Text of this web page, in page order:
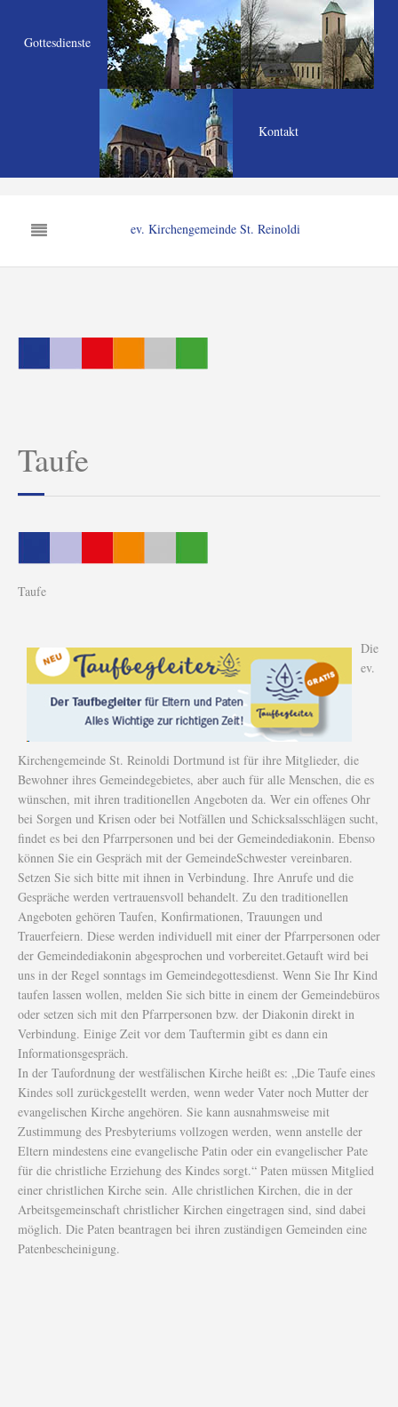
Gottesdienste
Kontakt
ev. Kirchengemeinde St. Reinoldi
Taufe
Taufe
Die
ev.
Kirchengemeinde St. Reinoldi Dortmund ist für ihre Mitglieder, die
Bewohner ihres Gemeindegebietes, aber auch für alle Menschen, die es
wünschen, mit ihren traditionellen Angeboten da. Wer ein offenes Ohr
bei Sorgen und Krisen oder bei Notfällen und Schicksalsschlägen sucht,
findet es bei den Pfarrpersonen und bei der Gemeindediakonin. Ebenso
können Sie ein Gespräch mit der GemeindeSchwester vereinbaren.
Setzen Sie sich bitte mit ihnen in Verbindung. Ihre Anrufe und die
Gespräche werden vertrauensvoll behandelt. Zu den traditionellen
Angeboten gehören Taufen, Konfirmationen, Trauungen und
Trauerfeiern. Diese werden individuell mit einer der Pfarrpersonen oder
der Gemeindediakonin abgesprochen und vorbereitet.Getauft wird bei
uns in der Regel sonntags im Gemeindegottesdienst. Wenn Sie Ihr Kind
taufen lassen wollen, melden Sie sich bitte in einem der Gemeindebüros
oder setzen sich mit den Pfarrpersonen bzw. der Diakonin direkt in
Verbindung. Einige Zeit vor dem Tauftermin gibt es dann ein
Informationsgespräch.
In der Taufordnung der westfälischen Kirche heißt es: „Die Taufe eines
Kindes soll zurückgestellt werden, wenn weder Vater noch Mutter der
evangelischen Kirche angehören. Sie kann ausnahmsweise mit
Zustimmung des Presbyteriums vollzogen werden, wenn anstelle der
Eltern mindestens eine evangelische Patin oder ein evangelischer Pate
für die christliche Erziehung des Kindes sorgt.“ Paten müssen Mitglied
einer christlichen Kirche sein. Alle christlichen Kirchen, die in der
Arbeitsgemeinschaft christlicher Kirchen eingetragen sind, sind dabei
möglich. Die Paten beantragen bei ihren zuständigen Gemeinden eine
Patenbescheinigung.